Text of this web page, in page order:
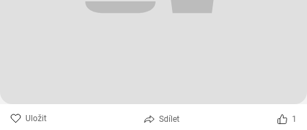
Uložit Sdílet 1